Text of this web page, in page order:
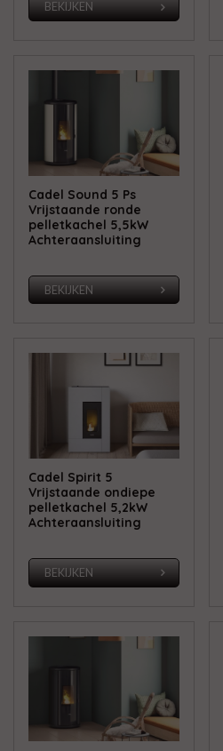
BEKIJKEN
Cadel Sound 5 Ps
Vrijstaande ronde
pelletkachel 5,5kW
Achteraansluiting
BEKIJKEN
Cadel Spirit 5
Vrijstaande ondiepe
pelletkachel 5,2kW
Achteraansluiting
BEKIJKEN